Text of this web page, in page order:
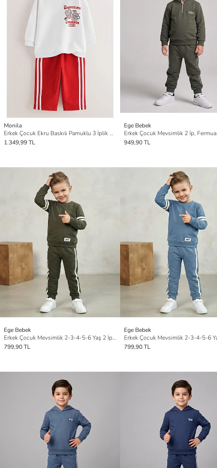
Monila
Erkek Çocuk Ekru Baskılı Pamuklu 3 İplik Kumaş Altüst Takım
1.349,99 TL
Ege Bebek
949,90 TL
Ege Bebek
Erkek Çocuk Mevsimlik 2-3-4-5-6 Yaş 2 İp Cep Detaylı 2'li Alt Üst Eşofman Takımı
799,90 TL
Ege Bebek
799,90 TL